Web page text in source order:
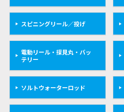
スピニングリール／投げ
電動リール・探見丸・バッ
テリー
ソルトウォーターロッド